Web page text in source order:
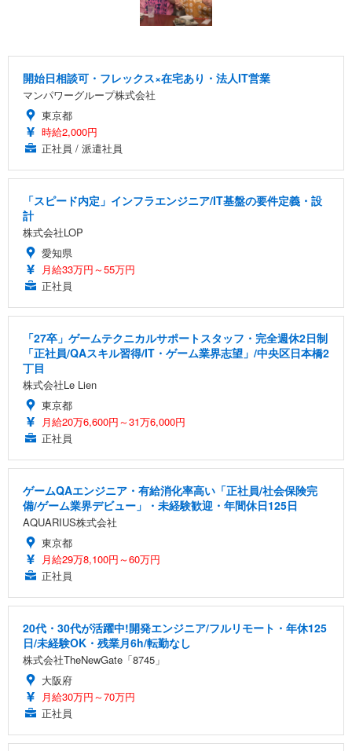
開始日相談可・フレックス×在宅あり・法人IT営業
マンパワーグループ株式会社
東京都
時給2,000円
正社員 / 派遣社員
「スピード内定」インフラエンジニア/IT基盤の要件定義・設
計
株式会社LOP
愛知県
月給33万円～55万円
正社員
「27卒」ゲームテクニカルサポートスタッフ・完全週休2日制
「正社員/QAスキル習得/IT・ゲーム業界志望」/中央区日本橋2
丁目
株式会社Le Lien
東京都
月給20万6,600円～31万6,000円
正社員
ゲームQAエンジニア・有給消化率高い「正社員/社会保険完
備/ゲーム業界デビュー」・未経験歓迎・年間休日125日
AQUARIUS株式会社
東京都
月給29万8,100円～60万円
正社員
20代・30代が活躍中!開発エンジニア/フルリモート・年休125
日/未経験OK・残業月6h/転勤なし
株式会社TheNewGate「8745」
大阪府
月給30万円～70万円
正社員